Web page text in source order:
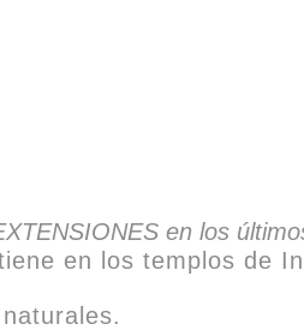
en los
en los templos de